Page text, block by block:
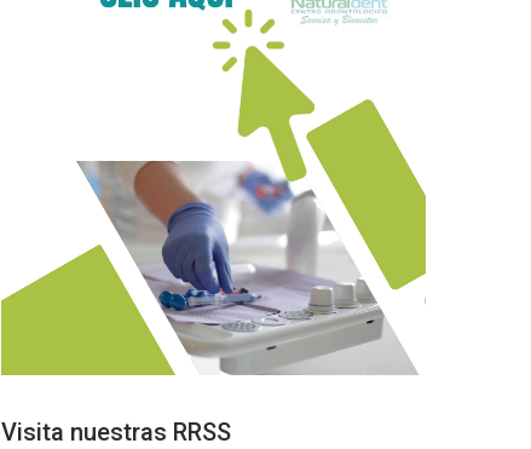
Visita nuestras RRSS